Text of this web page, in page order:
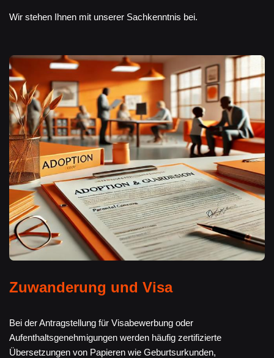
Wir stehen Ihnen mit unserer Sachkenntnis bei.
Zuwanderung und Visa
Bei der Antragstellung für Visabewerbung oder
Aufenthaltsgenehmigungen werden häufig zertifizierte
Übersetzungen von Papieren wie Geburtsurkunden,